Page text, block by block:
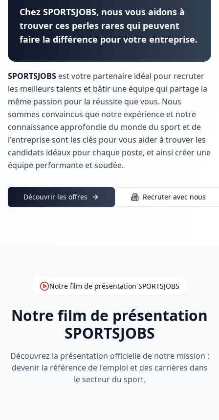
Chez SPORTSJOBS, nous vous aidons à
trouver ces perles rares qui peuvent
faire la différence pour votre entreprise.
SPORTSJOBS est votre partenaire idéal pour recruter
les meilleurs talents et bâtir une équipe qui partage la
même passion pour la réussite que vous. Nous
sommes convaincus que notre expérience et notre
connaissance approfondie du monde du sport et de
l'entreprise sont les clés pour vous aider à trouver les
candidats idéaux pour chaque poste, et ainsi créer une
équipe performante et soudée.
Découvrir les offres Recruter avec nous
Notre film de présentation SPORTSJOBS
Notre film de présentation
SPORTSJOBS
Découvrez la présentation officielle de notre mission :
devenir la référence de l'emploi et des carrières dans
le secteur du sport.